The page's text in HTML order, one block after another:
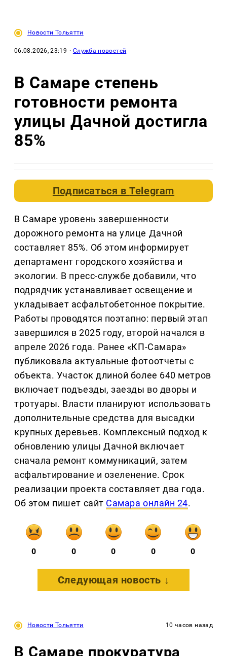
Новости Тольятти
06.08.2026, 23:19 · Служба новостей
В Самаре степень
готовности ремонта
улицы Дачной достигла
85%
Подписаться вTelegram
В Самаре уровень завершенности
дорожного ремонта на улице Дачной
составляет 85%. Об этом информирует
департамент городского хозяйства и
экологии. В пресс-службе добавили, что
подрядчик устанавливает освещение и
укладывает асфальтобетонное покрытие.
Работы проводятся поэтапно: первый этап
завершился в 2025 году, второй начался в
апреле 2026 года. Ранее «КП-Самара»
публиковала актуальные фотоотчеты с
объекта. Участок длиной более 640 метров
включает подъезды, заезды во дворы и
тротуары. Власти планируют использовать
дополнительные средства для высадки
крупных деревьев. Комплексный подход к
обновлению улицы Дачной включает
сначала ремонт коммуникаций, затем
асфальтирование и озеленение. Срок
реализации проекта составляет два года.
Об этом пишет сайт Самара онлайн 24.
0 0 0 0 0
Следующая новость ↓
Новости Тольятти 10 часов назад
В Самаре прокуратура